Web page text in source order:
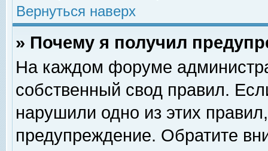
Вернуться наверх
» Почему я получил
На каждом форуме
собственный свод правил.
нарушили одно из этих
предупреждение. Обратите